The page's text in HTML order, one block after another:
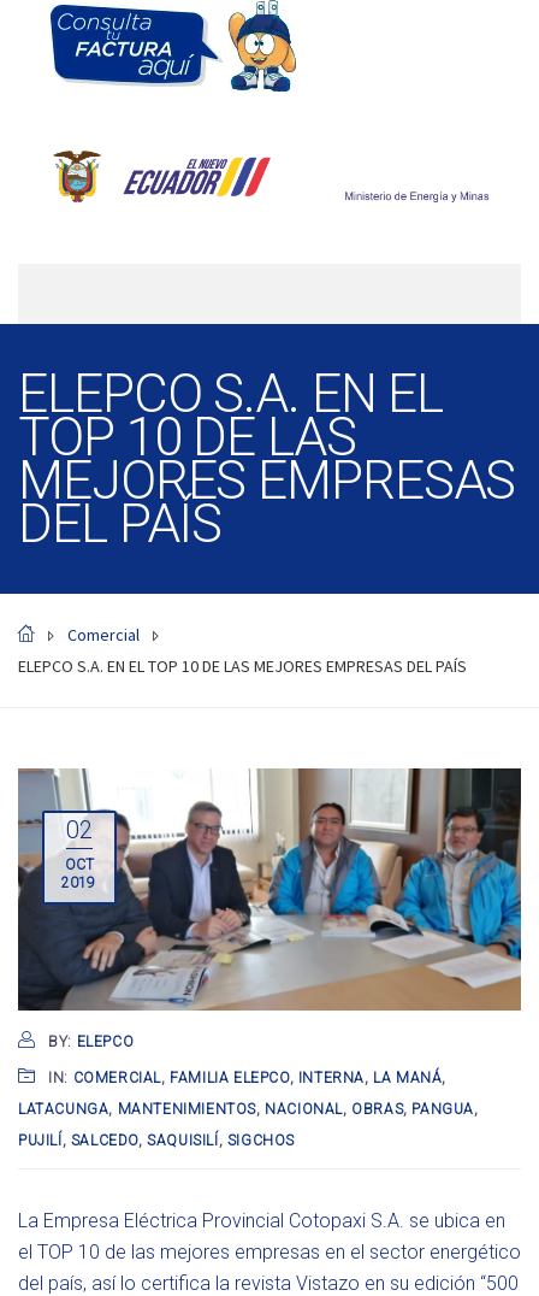
ELEPCO S.A. EN EL
TOP 10 DE LAS
MEJORES EMPRESAS
DEL PAÍS
Comercial
ELEPCO S.A. EN EL TOP 10 DE LAS MEJORES EMPRESAS DEL PAÍS
02
OCT
2019
BY: ELEPCO
IN: COMERCIAL, FAMILIA ELEPCO, INTERNA, LA MANÁ,
LATACUNGA, MANTENIMIENTOS, NACIONAL, OBRAS, PANGUA,
PUJILÍ, SALCEDO,SAQUISILÍ, SIGCHOS
La Empresa Eléctrica Provincial Cotopaxi S.A. se ubica en
el TOP 10 de las mejores empresas en el sector energético
del país, así lo certifica la revista Vistazo en su edición “500